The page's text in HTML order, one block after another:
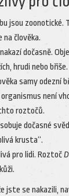
jsou zoonotické.
člověka.
dočasně.
hrudi nebo
samy odezní
není
roztočů.
dočasné
krusta“.
pro lidi. Roztoč
jste se nakazili,